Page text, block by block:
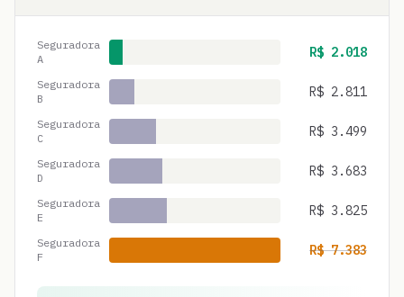
Seguradora
A
R$ 2.018
Seguradora
B
R$ 2.811
Seguradora
C
R$ 3.499
Seguradora
D
R$ 3.683
Seguradora
E
R$ 3.825
Seguradora
F
R$7.383